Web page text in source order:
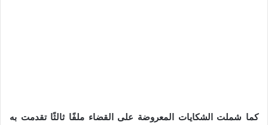
كما شملت الشكايات المعروضة على القضاء ملفًا ثالثًا تقدمت به